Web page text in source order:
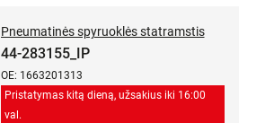
Pristatymas kitą dieną, užsakius iki 16:00
val.
Pneumatinės spyruoklės statramstis
44-283155_IP
OE: 1663201313